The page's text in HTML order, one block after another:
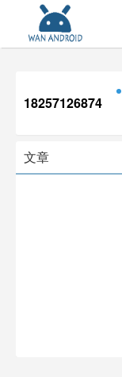
18257126874
文章